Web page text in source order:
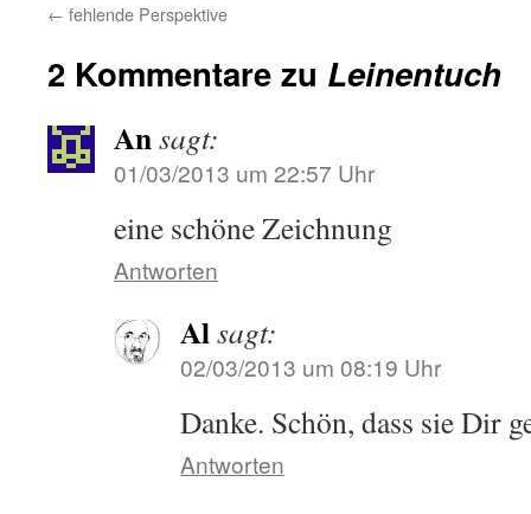
← fehlende Perspektive
2 Kommentare zu Leinentuch
Ansagt:
01/03/2013 um 22:57 Uhr
eine schöne Zeichnung
Antworten
Alsagt:
02/03/2013 um 08:19 Uhr
Danke. Schön, dass sie Dir
Antworten